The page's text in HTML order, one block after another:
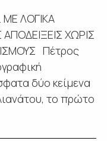
ΜΕ ΛΟΓΙΚΑ
ΧΩΡΙΣ
Πέτρος
δύο κείμενα
το πρώτο